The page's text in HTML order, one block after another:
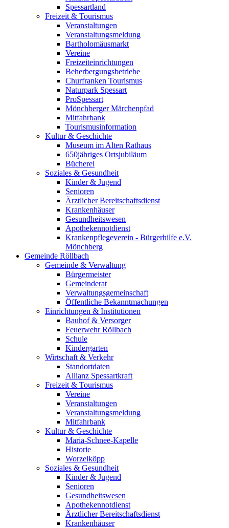
Spessartland
Freizeit & Tourismus
Veranstaltungen
Veranstaltungsmeldung
Bartholomäusmarkt
Vereine
Freizeiteinrichtungen
Beherbergungsbetriebe
Churfranken Tourismus
Naturpark Spessart
ProSpessart
Mönchberger Märchenpfad
Mitfahrbank
Tourismusinformation
Kultur & Geschichte
Museum im Alten Rathaus
650jähriges Ortsjubiläum
Bücherei
Soziales & Gesundheit
Kinder & Jugend
Senioren
Ärztlicher Bereitschaftsdienst
Krankenhäuser
Gesundheitswesen
Apothekennotdienst
Krankenpflegeverein - Bürgerhilfe e.V.
Mönchberg
Gemeinde Röllbach
Gemeinde & Verwaltung
Bürgermeister
Gemeinderat
Verwaltungsgemeinschaft
Öffentliche Bekanntmachungen
Einrichtungen & Institutionen
Bauhof & Versorger
Feuerwehr Röllbach
Schule
Kindergarten
Wirtschaft & Verkehr
Standortdaten
Allianz Spessartkraft
Freizeit & Tourismus
Vereine
Veranstaltungen
Veranstaltungsmeldung
Mitfahrbank
Kultur & Geschichte
Maria-Schnee-Kapelle
Historie
Worzelköpp
Soziales & Gesundheit
Kinder & Jugend
Senioren
Gesundheitswesen
Apothekennotdienst
Ärztlicher Bereitschaftsdienst
Krankenhäuser